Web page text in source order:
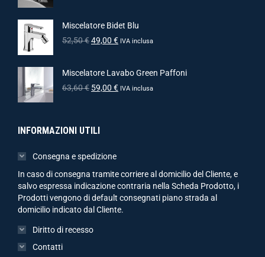
Miscelatore Bidet Blu
52,50€49,00 € IVA inclusa
Miscelatore Lavabo Green Paffoni
63,60€ 59,00 € IVA inclusa
INFORMAZIONI UTILI
Consegna e spedizione
In caso di consegna tramite corriere al domicilio del Cliente, e
salvo espressa indicazione contraria nella Scheda Prodotto, i
Prodotti vengono di default consegnati piano strada al
domicilio indicato dal Cliente.
Diritto di recesso
Contatti